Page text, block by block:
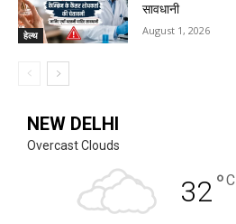
हेल्थ
सावधानी
August 1, 2026
NEW DELHI
Overcast Clouds
32°C